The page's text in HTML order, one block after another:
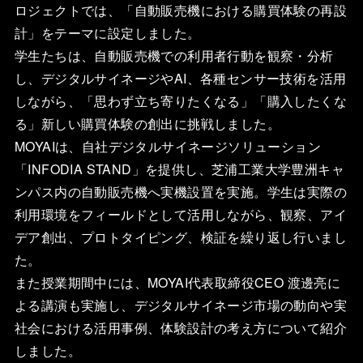
ロジェクトでは、「自動販売機における購買体験の再設
計」をテーマに設定しました。
学生たちは、自動販売機での利用者行動を観察・分析
し、デジタルサイネージやAI、各種センサー技術を活用
しながら、「思わず立ち寄りたくなる」「購入したくな
る」新しい購買体験の創出に挑戦しました。
MOYAIは、自社デジタルサイネージソリューション
「INFODIA STAND」を提供し、芝浦工業大学豊洲キャ
ンパス内の自動販売機へ実機設置を実施。学生は実際の
利用環境をフィールドとして活用しながら、観察、アイ
デア創出、プロトタイピング、検証を繰り返し行いまし
た。
また授業期間中には、MOYAI代表取締役CEO 渡邊亮に
よる講演も実施し、デジタルサイネージ市場の動向や実
社会における活用事例、体験設計の考え方について紹介
しました。